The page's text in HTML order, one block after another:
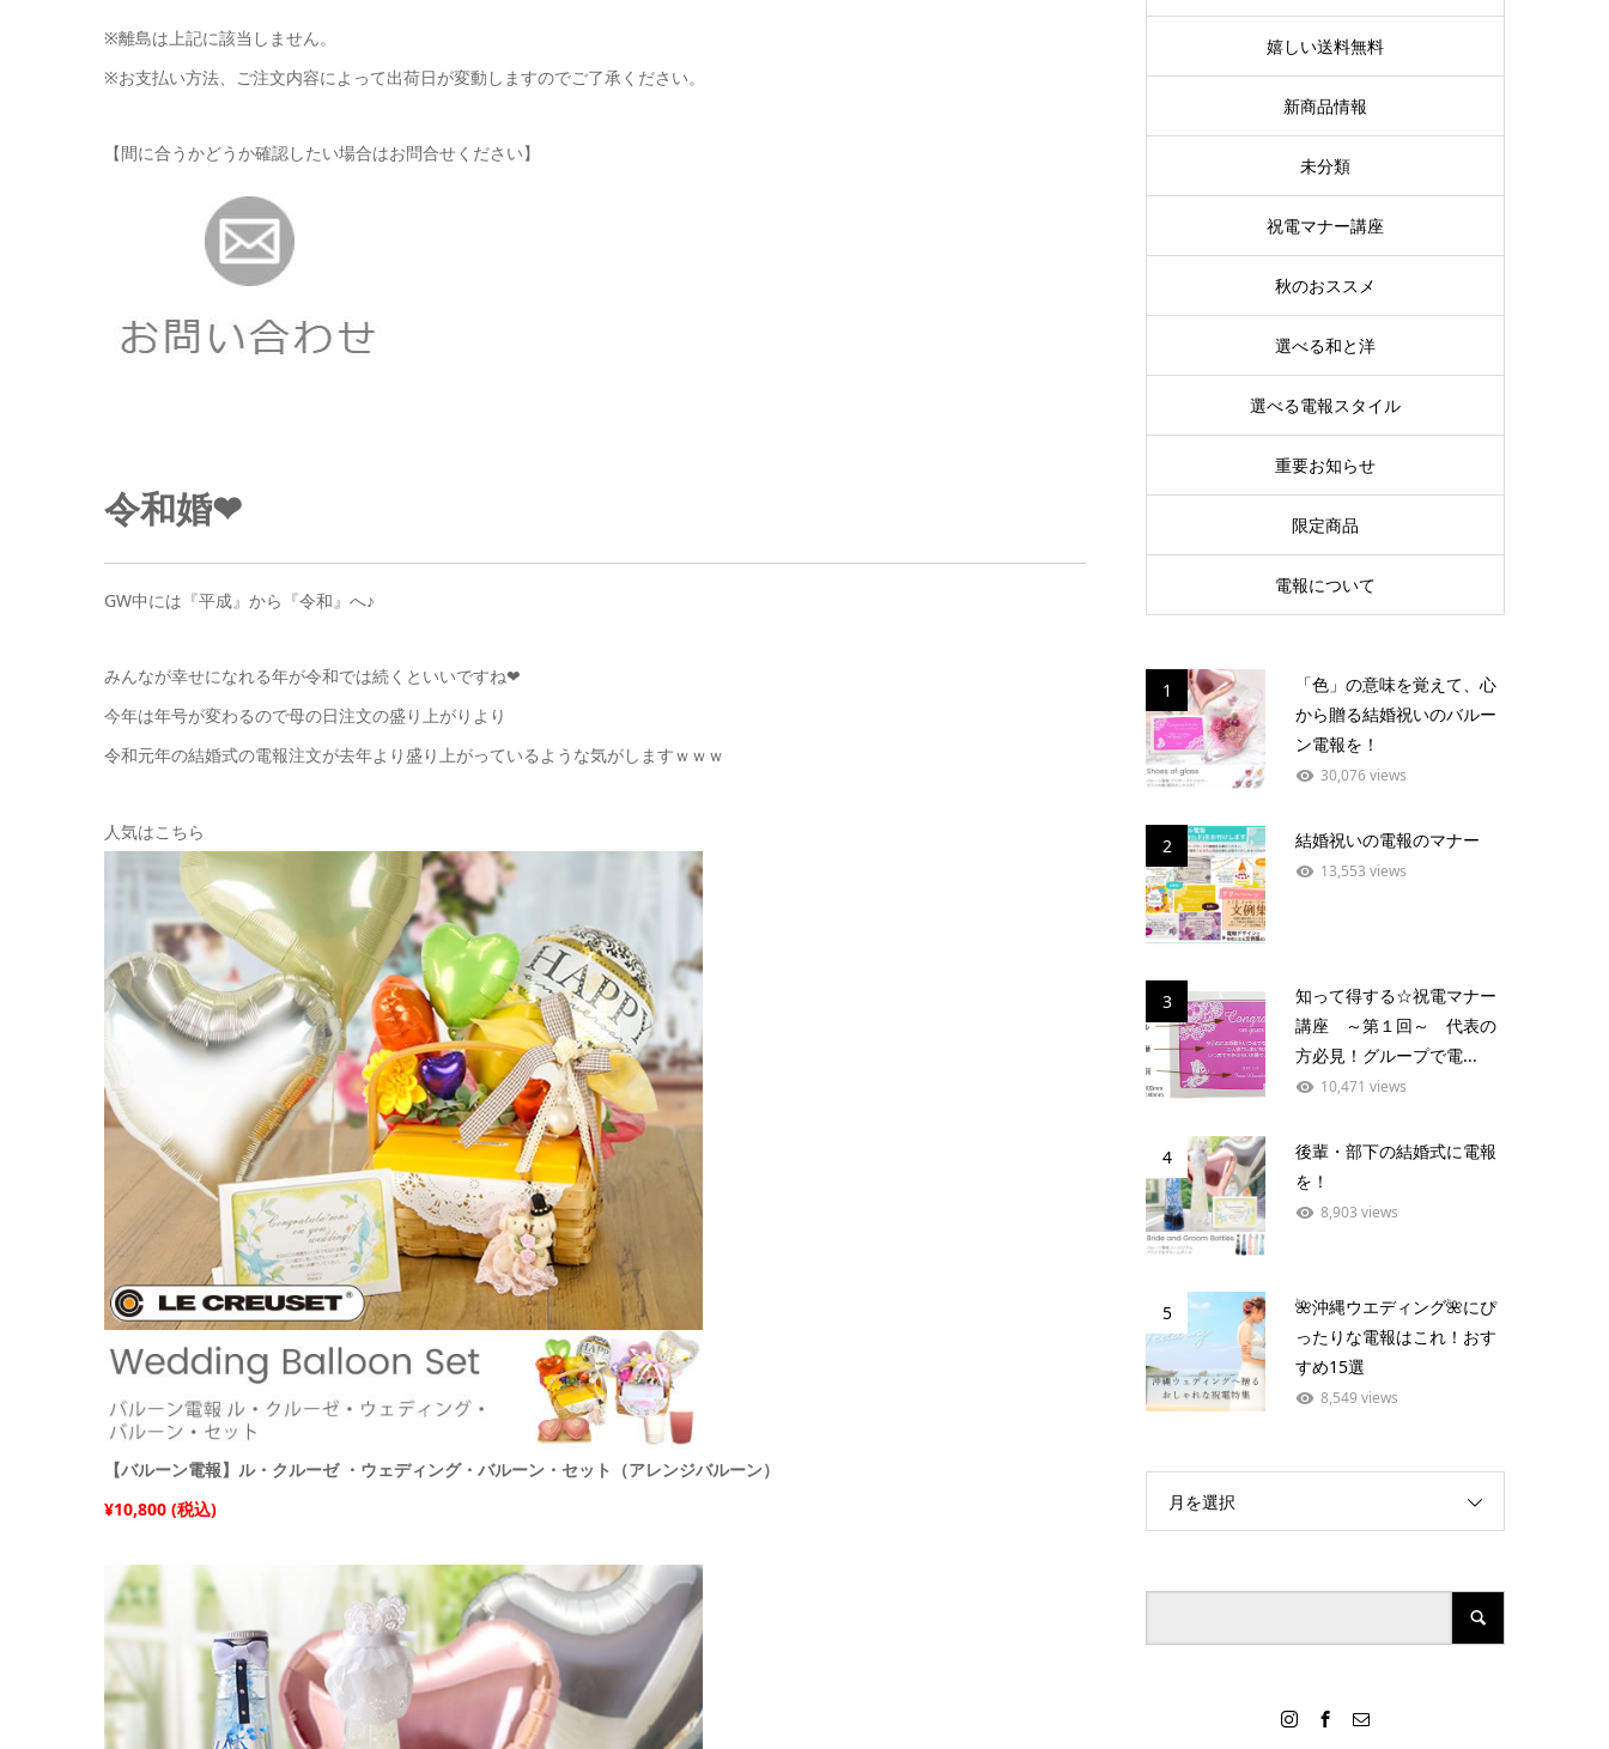
※離島は上記に該当しません。
※お支払い方法、ご注文内容によって出荷日が変動しますのでご了承ください。
【間に合うかどうか確認したい場合はお問合せください】
令和婚❤
GW中には『平成』から『令和』へ♪
みんなが幸せになれる年が令和では続くといいですね❤
今年は年号が変わるので母の日注文の盛り上がりより
令和元年の結婚式の電報注文が去年より盛り上がっているような気がしますｗｗｗ
人気はこちら
【バルーン電報】ル・クルーゼ ・ウェディング・バルーン・セット（アレンジバルーン）
¥10,800 (税込)
嬉しい送料無料
新商品情報
未分類
祝電マナー講座
秋のおススメ
選べる和と洋
選べる電報スタイル
重要お知らせ
限定商品
電報について
1
「色」の意味を覚えて、心
から贈る結婚祝いのバルー
ン電報を！
30,076 views
2 結婚祝いの電報のマナー
13,553 views
3
知って得する☆祝電マナー
講座 ～第１回～ 代表の
方必見！グループで電...
10,471 views
4
後輩・部下の結婚式に電報
を！
8,903 views
5
🌺沖縄ウエディング🌺にぴ
ったりな電報はこれ！おす
すめ15選
8,549 views
月を選択